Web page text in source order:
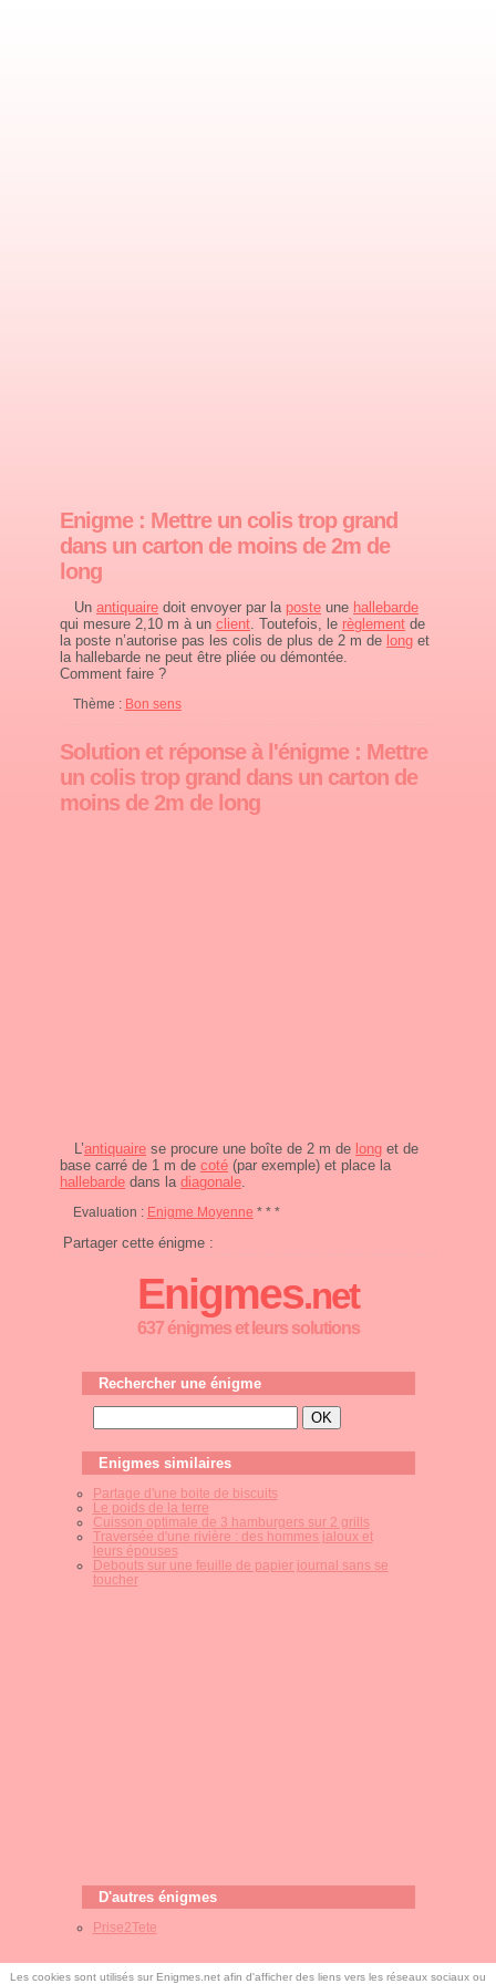
Enigme : Mettre un colis trop grand
dans un carton de moins de 2m de
long
Un antiquaire doit envoyer par la poste une hallebarde
qui mesure 2,10 m à un client. Toutefois, le règlement de
la poste n’autorise pas les colis de plus de 2 m de long et
la hallebarde ne peut être pliée ou démontée.
Comment faire ?
Thème : Bon sens
Solution et réponse à l'énigme : Mettre
un colis trop grand dans un carton de
moins de 2m de long
L’antiquaire se procure une boîte de 2 m de long et de
base carré de 1 m de coté (par exemple) et place la
hallebarde dans la diagonale
Evaluation : Enigme Moyenne * * *
Partager cette énigme :
Enigmes.net
637 énigmes et leurs solutions
Rechercher une énigme
Enigmes similaires
Partage d'une boite de biscuits
Le poids de la terre
Cuisson optimale de 3 hamburgers sur 2 grills
Traversée d'une rivière : des hommes jaloux et
leurs épouses
Debouts sur une feuille de papier journal sans se
toucher
D'autres énigmes
Prise2Tete
Les cookies sont utilisés sur Enigmes.net afin d'afficher des liens vers les réseaux sociaux ou